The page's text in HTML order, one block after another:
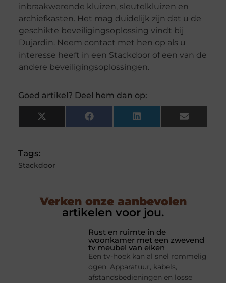
inbraakwerende kluizen, sleutelkluizen en
archiefkasten. Het mag duidelijk zijn dat u de
geschikte beveiligingsoplossing vindt bij
Dujardin. Neem contact met hen op als u
interesse heeft in een Stackdoor of een van de
andere beveiligingsoplossingen.
Goed artikel? Deel hem dan op:
X
(Twitter)
Facebook LinkedIn Email
Tags:
Stackdoor
Verken onze aanbevolen
artikelen voor jou.
Rust en ruimte in de
woonkamer met een zwevend
tv meubel van eiken
Een tv-hoek kan al snel rommelig
ogen. Apparatuur, kabels,
afstandsbedieningen en losse